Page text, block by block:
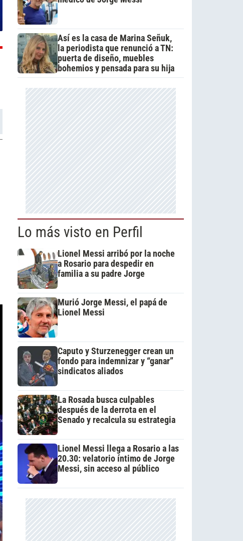
Así es la casa de Marina Señuk,
la periodista que renunció a TN:
puerta de diseño, muebles
bohemios y pensada para su hija
Lo más visto en Perfil
Lionel Messi arribó por la noche
a Rosario para despedir en
familia a su padre Jorge
Murió Jorge Messi, el papá de
Lionel Messi
Caputo y Sturzenegger crean un
fondo para indemnizar y “ganar”
sindicatos aliados
La Rosada busca culpables
después de la derrota en el
Senado y recalcula su estrategia
Lionel Messi llega a Rosario a las
20.30: velatorio íntimo de Jorge
Messi, sin acceso al público